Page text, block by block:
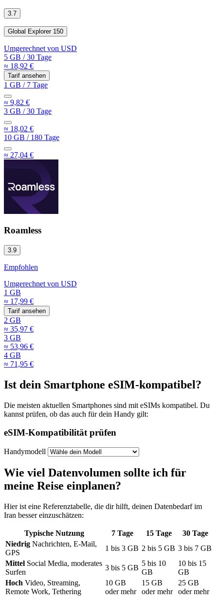
3.7
Global Explorer 150
Umgerechnet von USD
5 GB /30 Tage
≈ 18,92 €
Tarif ansehen
1 GB /7 Tage
≈ 9,82 €
3 GB /30 Tage
≈ 18,02 €
10 GB /180 Tage
≈ 27,04 €
Roamless
3.9
Empfohlen
Umgerechnet von USD
1 GB
≈ 17,99 €
Tarif ansehen
2 GB
≈ 35,97 €
3 GB
≈ 53,96 €
4 GB
≈ 71,95 €
Ist dein Smartphone eSIM-kompatibel?
Die meisten aktuellen Smartphones sind mit eSIMs kompatibel. Du
kannst prüfen, ob das auch für dein Handy gilt:
eSIM-Kompatibilität prüfen
Handymodell
Wie viel Datenvolumen sollte ich für
meine Reise einplanen?
Hier ist eine Referenztabelle, die dir hilft, deinen Datenbedarfim
Iran besser einzuschätzen:
Typische Nutzung 7 Tage 15 Tage 30 Tage
Niedrig Nachrichten, E-Mail,
GPS
1 bis 3 GB 2 bis 5 GB 3 bis 7 GB
Mittel Social Media, moderates
Surfen
3 bis 5 GB
5 bis 10
GB
10 bis 15
GB
Hoch Video, Streaming,
Remote Work, Tethering
10 GB
oder mehr
15 GB
oder mehr
25 GB
oder mehr